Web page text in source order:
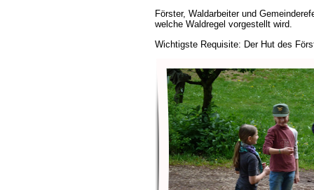
Förster, Waldarbeiter und
welche Waldregel vorgestellt wird.
Wichtigste Requisite: Der Hut des